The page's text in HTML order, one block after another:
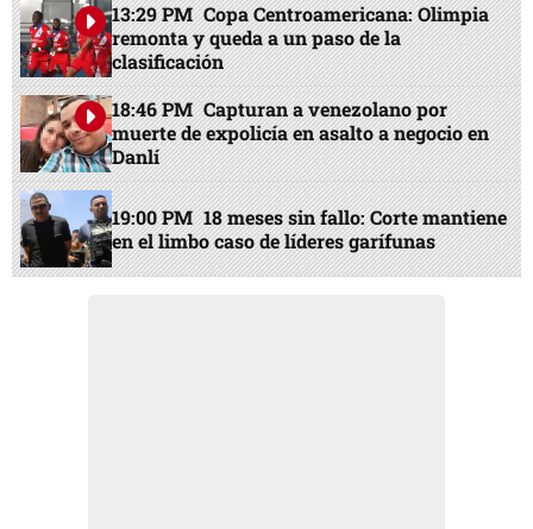
13:29 PM Copa Centroamericana: Olimpia
remonta y queda a un paso de la
clasificación
18:46 PM Capturan a venezolano por
muerte de expolicía en asalto a negocio en
Danlí
19:00 PM 18 meses sin fallo: Corte mantiene
en el limbo caso de líderes garífunas